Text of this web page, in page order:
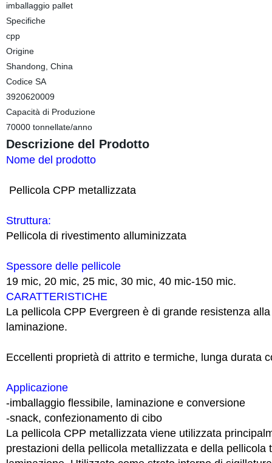
imballaggio pallet
Specifiche
cpp
Origine
Shandong, China
Codice SA
3920620009
Capacità di Produzione
70000 tonnellate/anno
Descrizione del Prodotto
Nome del prodotto
Pellicola CPP metallizzata
Struttura:
Pellicola di rivestimento alluminizzata
Spessore delle pellicole
19 mic, 20 mic, 25 mic, 30 mic, 40 mic-150 mic.
CARATTERISTICHE
La pellicola CPP Evergreen è di grande resistenza
laminazione.
Eccellenti proprietà di attrito e termiche, lunga durata
Applicazione
-imballaggio flessibile, laminazione e conversione
-snack, confezionamento di cibo
La pellicola CPP metallizzata viene utilizzata
prestazioni della pellicola metallizzata e della